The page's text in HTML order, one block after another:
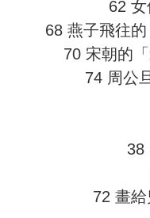
62
68 燕子飛往
70 宋朝的
74 周公
38
72 畫